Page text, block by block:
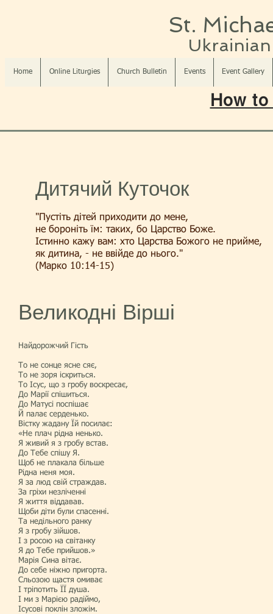
St.
Home Online Liturgies Church Bulletin Events Event Gallery
How
Дитячий Куточок
"Пустіть дітей приходити до мене,
не бороніть їм: таких, бо Царство Боже.
Істинно кажу вам: хто Царства Божого не прийме,
як дитина, - не ввійде до нього."
(Марко 10:14-15)
Великодні Вірші
Найдорожчий Гість
То не сонце ясне сяє,
То не зоря іскриться.
То Ісус, що з гробу воскресає,
До Марії спішиться.
До Матусі поспішає
Й палає серденько.
Вістку жадану Їй посилає:
«Не плач рідна ненько.
Я живий я з гробу встав.
До Тебе спішу Я.
Щоб не плакала більше
Рідна неня моя.
Я за люд свій страждав.
За гріхи незліченні
Я життя віддавав.
Щоби діти були спасенні.
Та недільного ранку
Я з гробу зійшов.
І з росою на світанку
Я до Тебе прийшов.»
Марія Сина вітає.
До себе ніжно пригорта.
Сльозою щастя омиває
І тріпотить ЇЇ душа.
І ми з Марією радіймо,
Ісусові поклін зложім.